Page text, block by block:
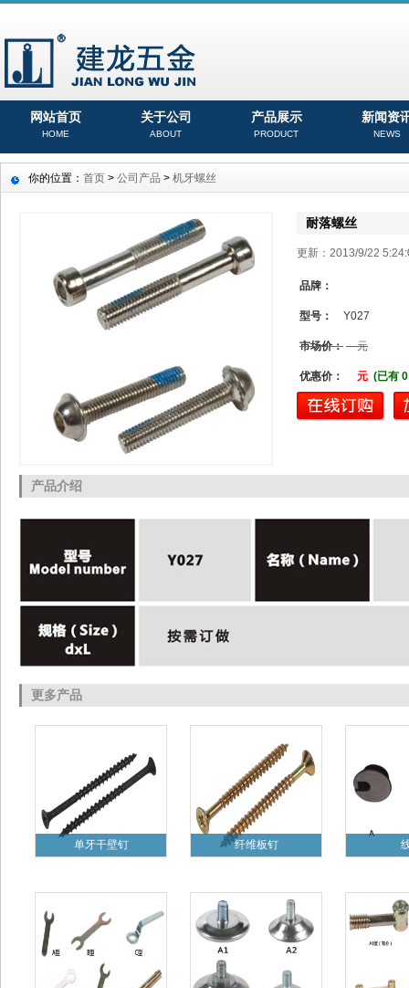
网站首页
HOME
关于公司
ABOUT
产品展示
PRODUCT
新闻资
NEWS
你的位置： 首页 > 公司产品 > 机牙螺丝
耐落螺丝
更新：2013/9/22
品牌：
型号： Y027
市场价： 元
优惠价： 元 (已有
产品介绍
更多产品
单牙干壁钉 纤维板钉